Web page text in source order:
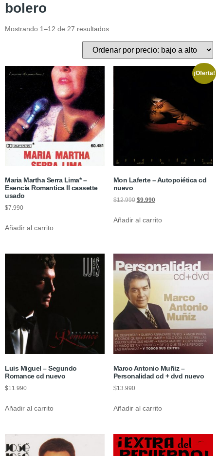
bolero
Mostrando 1–12 de 27 resultados
Maria Martha Serra Lima* –
Esencia Romantica II cassette
usado
$7.990
Añadir al carrito
¡Oferta!
Mon Laferte – Autopoiética cd
nuevo
$12.990 $9.990
Añadir al carrito
Luis Miguel – Segundo
Romance cd nuevo
$11.990
Añadir al carrito
Marco Antonio Muñiz –
Personalidad cd + dvd nuevo
$13.990
Añadir al carrito